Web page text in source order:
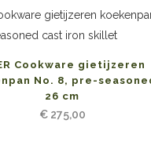
Cookware gietijzeren
No. 8, pre-
26 cm
€275,00